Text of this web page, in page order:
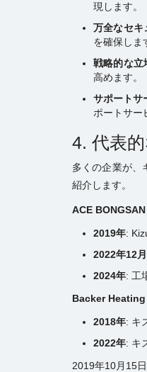
現します。
万全なセキ
を確保しま
戦略的な立
高めます。
サポートサ
ポートサー
4. 代表
多くの企業が、
紹介します。
ACE
2019年:
2022年12月
2024年: 工
Backer
2018年: キ
2022年: キ
2019年10月15日